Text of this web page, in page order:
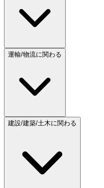
運輸/物流に関わる
建設/建築/土木に関わる